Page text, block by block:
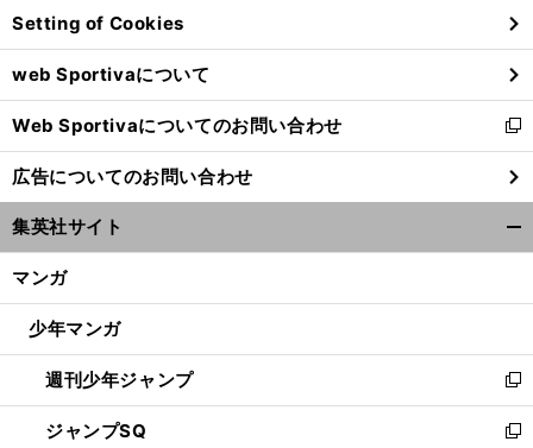
ド
ウ
で
開
く
Setting of Cookies
web Sportivaについて
Web Sportivaについてのお問い合わせ
新
し
い
ウ
ィ
ン
ウ
開
く
広告についてのお問い合わせ
集英社サイト
マンガ
少年マンガ
週刊少年ジャンプ
新
し
い
ジャンプSQ
新